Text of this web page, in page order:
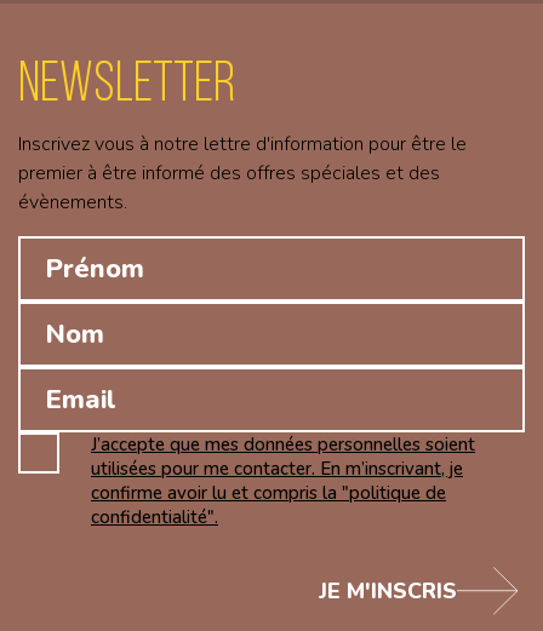
Newsletter
Inscrivez vous à notre lettre d'information pour être le
premier à être informé des offres spéciales et des
évènements.
J’accepte que mes données personnelles soient
utilisées pour me contacter. En m’inscrivant, je
confirme avoir lu et compris la "politique de
confidentialité".
JE M'INSCRIS